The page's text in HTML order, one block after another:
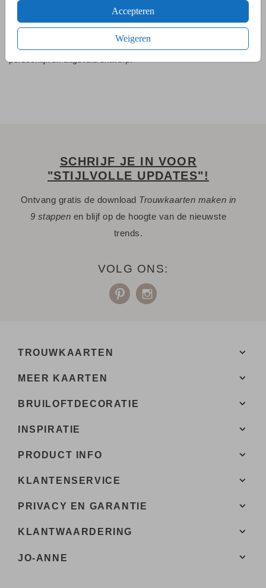
Accepteren
Weigeren
Tip: als je ruimte over hebt op je ontwerp voor je bruiloft kun je
jullie logo of namen en jullie trouwdatum op het ontwerp voor een
persoonlijk en uitgevuld ontwerp.
SCHRIJF JE IN VOOR
"STIJLVOLLE UPDATES"!
Ontvang gratis de download Trouwkaarten maken in
9 stappen en blijf op de hoogte van de nieuwste
trends.
VOLG ONS:
TROUWKAARTEN
MEER KAARTEN
BRUILOFTDECORATIE
INSPIRATIE
PRODUCT INFO
KLANTENSERVICE
PRIVACY EN GARANTIE
KLANTWAARDERING
JO-ANNE